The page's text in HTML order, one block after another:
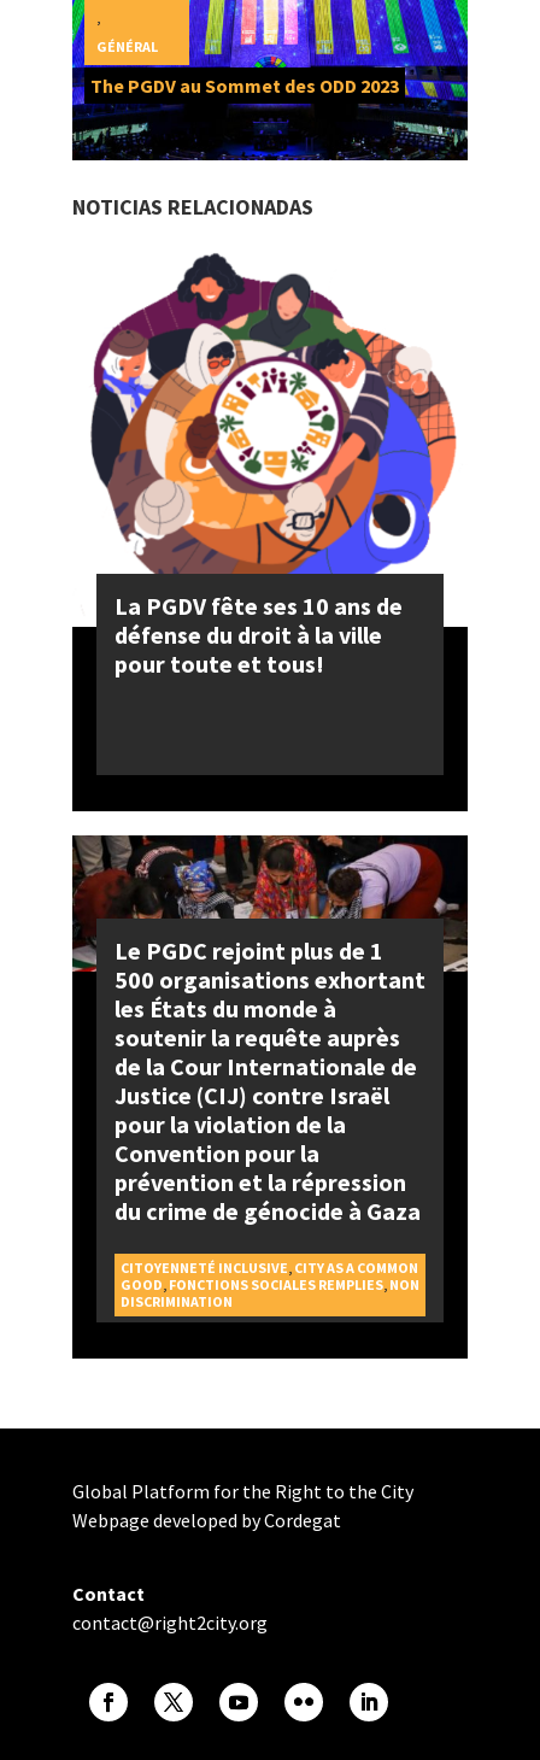
The PGDV au Sommet des ODD 2023
,
GÉNÉRAL
NOTICIAS RELACIONADAS
La PGDV fête ses 10 ans de
défense du droit à la ville
pour toute et tous!
Le PGDC rejoint plus de 1
500 organisations exhortant
les États du monde à
soutenir la requête auprès
de la Cour Internationale de
Justice (CIJ) contre Israël
pour la violation de la
Convention pour la
prévention et la répression
du crime de génocide à Gaza
CITOYENNETÉ INCLUSIVE, CITY AS A COMMON
GOOD, FONCTIONS SOCIALES REMPLIES, NON
DISCRIMINATION
Global Platform for the Right to the City
Webpage developed by Cordegat
Contact
contact@right2city.org